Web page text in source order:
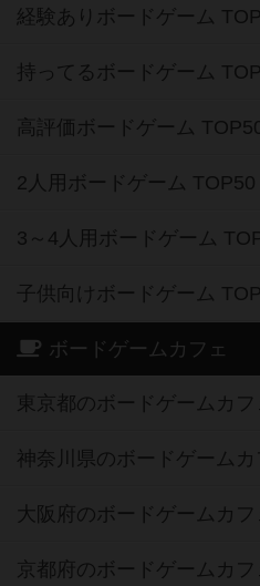
経験ありボードゲーム
持ってるボードゲーム
高評価ボードゲーム
2人用ボードゲーム TOP50
3～4人用ボードゲーム
子供向けボードゲーム
ボードゲームカフェ
東京都のボードゲームカフ
神奈川県のボードゲームカ
大阪府のボードゲームカフ
京都府のボードゲームカフ